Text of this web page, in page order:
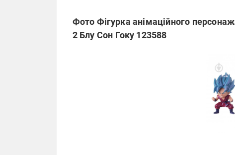
Фото Фігурка анімаційного
2 Блу Сон Гоку 123588